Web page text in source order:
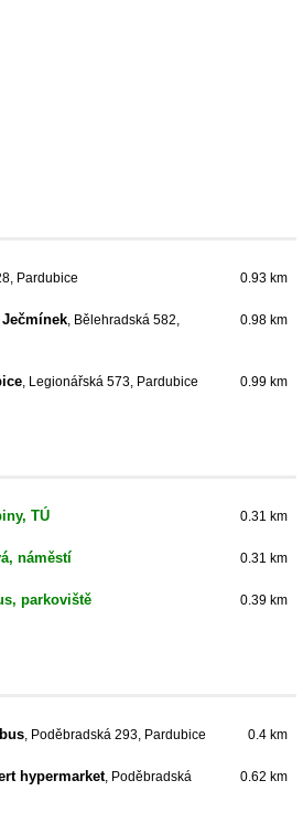
Pardubice 0.93 km
, Bělehradská 582,
0.98 km
, Legionářská 573, Pardubice 0.99 km
TÚ 0.31 km
náměstí 0.31 km
parkoviště 0.39 km
, Poděbradská 293, Pardubice 0.4 km
hypermarket, Poděbradská
0.62 km